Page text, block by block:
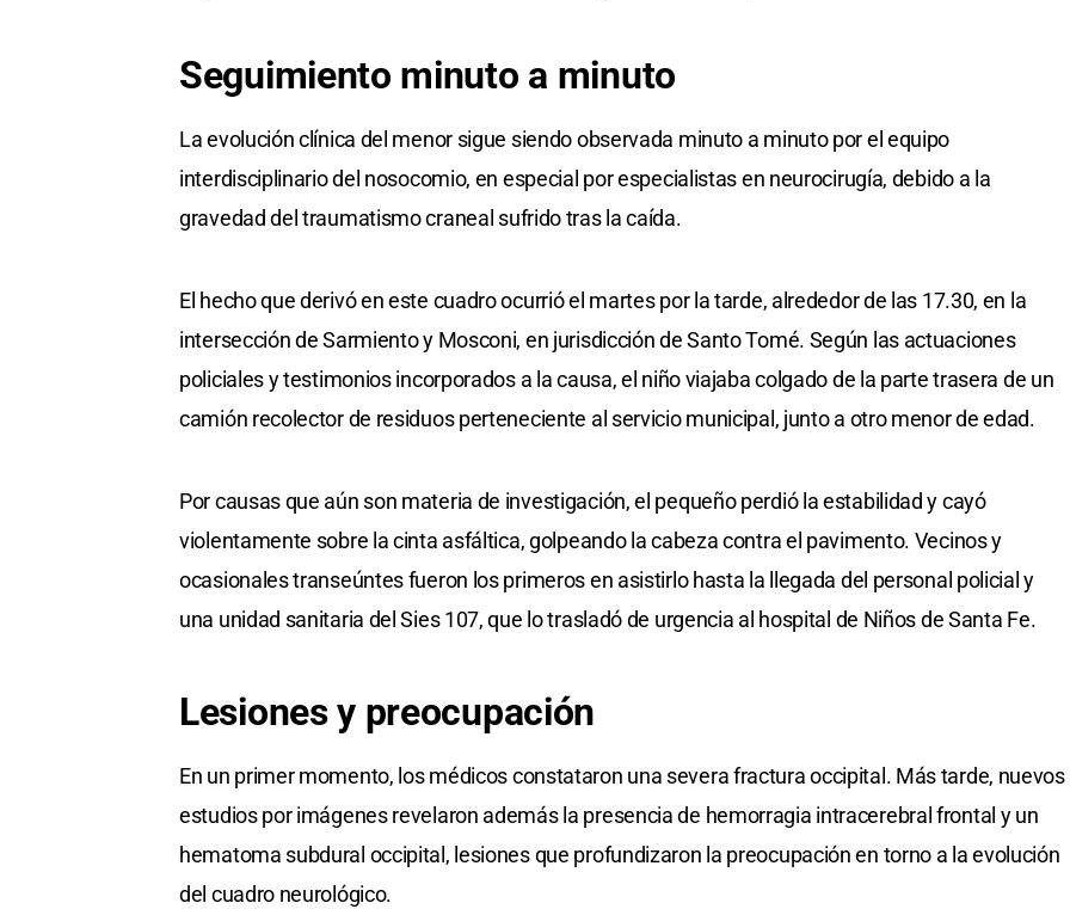
Seguimiento minuto a minuto
La evolución clínica del menor sigue siendo observada minuto a minuto por el equipo
interdisciplinario del nosocomio, en especial por especialistas en neurocirugía, debido a la
gravedad del traumatismo craneal sufrido tras la caída.
El hecho que derivó en este cuadro ocurrió el martes por la tarde, alrededor de las 17.30, en la
intersección de Sarmiento y Mosconi, en jurisdicción de Santo Tomé. Según las actuaciones
policiales y testimonios incorporados a la causa, el niño viajaba colgado de la parte trasera de un
camión recolector de residuos perteneciente al servicio municipal, junto a otro menor de edad.
Por causas que aún son materia de investigación, el pequeño perdió la estabilidad y cayó
violentamente sobre la cinta asfáltica, golpeando la cabeza contra el pavimento. Vecinos y
ocasionales transeúntes fueron los primeros en asistirlo hasta la llegada del personal policial y
una unidad sanitaria del Sies 107, que lo trasladó de urgencia al hospital de Niños de Santa Fe.
Lesiones y preocupación
En un primer momento, los médicos constataron una severa fractura occipital. Más tarde, nuevos
estudios por imágenes revelaron además la presencia de hemorragia intracerebral frontal y un
hematoma subdural occipital, lesiones que profundizaron la preocupación en torno a la evolución
del cuadro neurológico.